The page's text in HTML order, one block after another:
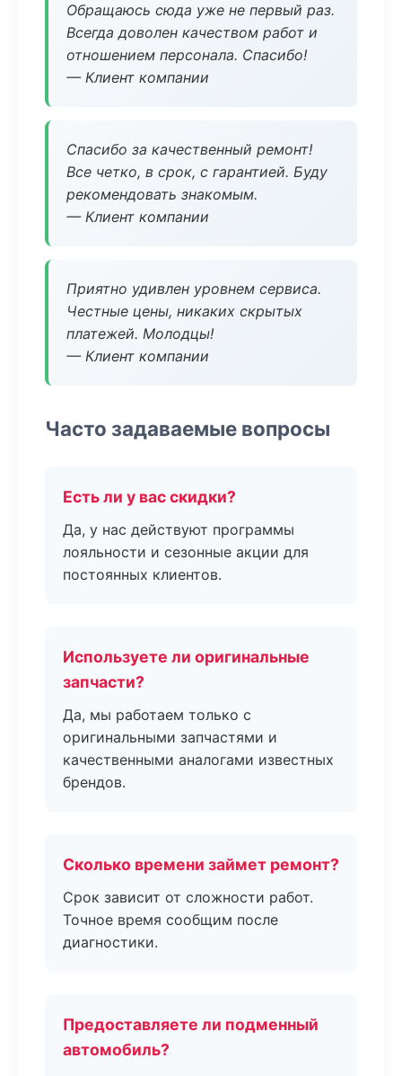
Обращаюсь сюда уже не первый раз.
Всегда доволен качеством работ и
отношением персонала. Спасибо!
— Клиент компании
Спасибо за качественный ремонт!
Все четко, в срок, с гарантией. Буду
рекомендовать знакомым.
— Клиент компании
Приятно удивлен уровнем сервиса.
Честные цены, никаких скрытых
платежей. Молодцы!
— Клиент компании
Часто задаваемые вопросы
Есть ли у вас скидки?
Да, у нас действуют программы
лояльности и сезонные акции для
постоянных клиентов.
Используете ли оригинальные
запчасти?
Да, мы работаем только с
оригинальными запчастями и
качественными аналогами известных
брендов.
Сколько времени займет ремонт?
Срок зависит от сложности работ.
Точное время сообщим после
диагностики.
Предоставляете ли подменный
автомобиль?